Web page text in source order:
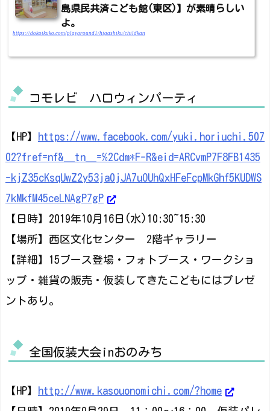
島県民共済こども館(東区)】が素晴らしい
よ。
https://dokoikuko.com/playground1/higashiku/childkan
コモレビ ハロウィンパーティ
【HP】 https://www.facebook.com/yuki.horiuchi.507
02?fref=nf&__tn__=%2Cdm*F-R&eid=ARCvmP7F8FB1435
-kjZ35cKsqUwZ2y53ja0jJA7uOUhQxHFeFcpMkGhf5KUDWS
7kMkfM45ceLNAgP7gP
【日時】2019年10月16日(水)10:30~15:30
【場所】西区文化センター 2階ギャラリー
【詳細】15ブース登場・フォトブース・ワークショ
ップ・雑貨の販売・仮装してきたこどもにはプレゼ
ントあり。
全国仮装大会inおのみち
【HP】 http://www.kasouonomichi.com/?home